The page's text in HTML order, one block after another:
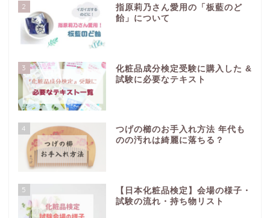
2
指原莉乃さん愛用の「板藍のど
飴」について
3
化粧品成分検定受験に購入した &
試験に必要なテキスト
4
つげの櫛のお手入れ方法 年代も
のの汚れは綺麗に落ちる？
5
【日本化粧品検定】会場の様子・
試験の流れ・持ち物リスト